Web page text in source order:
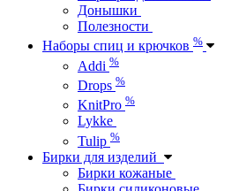
Донышки
Полезности
Наборы спиц и крючков %
Addi %
Drops %
KnitPro %
Lykke
Tulip %
Бирки для изделий
Бирки кожаные